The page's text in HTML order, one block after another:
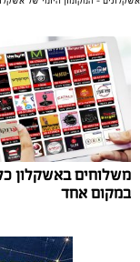
משלוחים באשקלון
במקום אחד